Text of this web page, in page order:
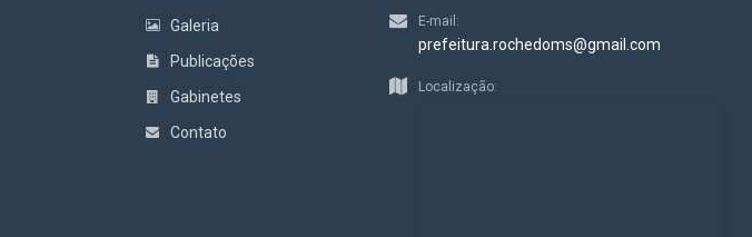
Galeria
Publicações
Gabinetes
Contato
E-mail:
prefeitura.rochedoms@gmail.com
Localização: